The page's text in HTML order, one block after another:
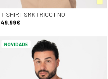
T-SHIRT SMK TRICOT NO
49.99€
NOVIDADE